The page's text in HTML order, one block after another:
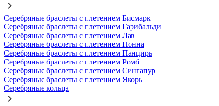
Серебряные браслеты с плетением Бисмарк
Серебряные браслеты с плетением Гарибальди
Серебряные браслеты с плетением Лав
Серебряные браслеты с плетением Нонна
Серебряные браслеты с плетением Панцирь
Серебряные браслеты с плетением Ромб
Серебряные браслеты с плетением Сингапур
Серебряные браслеты с плетением Якорь
Серебряные кольца